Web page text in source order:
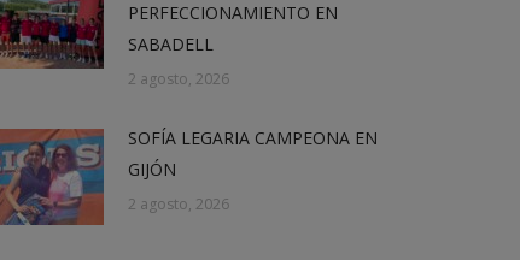
PERFECCIONAMIENTO EN
SABADELL
2 agosto, 2026
SOFÍA LEGARIA CAMPEONA EN
GIJÓN
2 agosto, 2026